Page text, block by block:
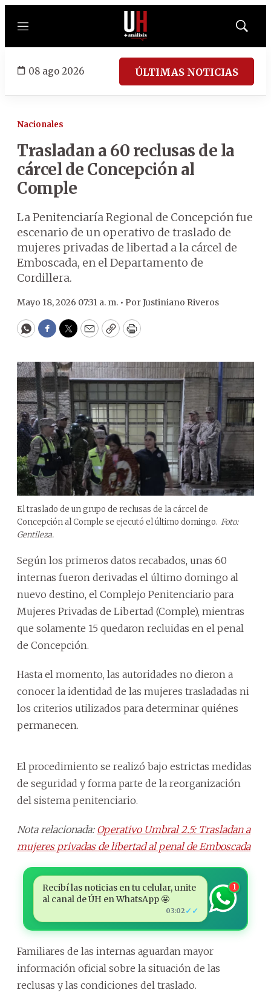
Menú
Mostrar
08 ago 2026 ÚLTIMAS NOTICIAS
Nacionales
Trasladan a 60 reclusas de la
cárcel de Concepción al
Comple
La Penitenciaría Regional de Concepción fue
escenario de un operativo de traslado de
mujeres privadas de libertad a la cárcel de
Emboscada, en el Departamento de
Cordillera.
Mayo 18, 2026 07:31 a. m. • PorJustiniano Riveros
WhatsApp
Facebook
Twitter
EmailCopyPrint
El traslado de un grupo de reclusas de la cárcel de
Concepción al Comple se ejecutó el último domingo. Foto:
Gentileza.
Según los primeros datos recabados, unas 60
internas fueron derivadas el último domingo al
nuevo destino, el Complejo Penitenciario para
Mujeres Privadas de Libertad (Comple), mientras
que solamente 15 quedaron recluidas en el penal
de Concepción.
Hasta el momento, las autoridades no dieron a
conocer la identidad de las mujeres trasladadas ni
los criterios utilizados para determinar quiénes
permanecen.
El procedimiento se realizó bajo estrictas medidas
de seguridad y forma parte de la reorganización
del sistema penitenciario.
Nota relacionada: Operativo Umbral 2.5: Trasladan a
mujeres privadas de libertad al penal de Emboscada
Recibí las noticias en tu celular, unite
al canal de ÚH en WhatsApp 🤩
03:02 ✓✓
1
Familiares de las internas aguardan mayor
información oficial sobre la situación de las
reclusas y las condiciones del traslado.